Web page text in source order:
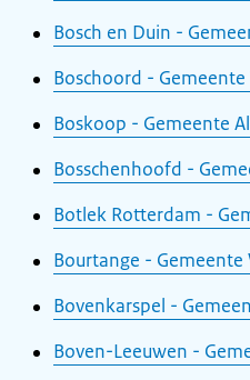
Bosch en Duin -
Boschoord -
Boskoop - Gemeente
Bosschenhoofd -
Botlek Rotterdam -
Bourtange - Gemeente
Bovenkarspel -
Boven-Leeuwen -